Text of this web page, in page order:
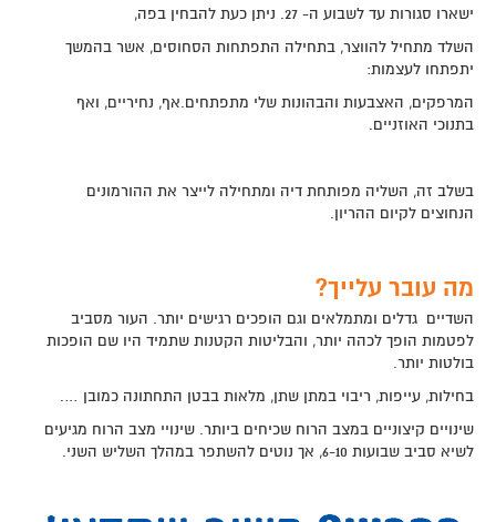
ישארו סגורות עד לשבוע ה- 27. ניתן כעת להבחין בפה,
השלד מתחיל להווצר, בתחילה התפתחות הסחוסים, אשר בהמשך
יתפתחו לעצמות:
המרפקים, האצבעות והבהונות שלי מתפתחים.אף, נחיריים, ואף
בתנוכי האוזניים.
בשלב זה, השליה מפותחת דיה ומתחילה לייצר את ההורמונים
הנחוצים לקיום ההריון.
מה עובר עלייך?
השדיים גדלים ומתמלאים וגם הופכים רגישים יותר. העור מסביב
לפטמות הופך לכהה יותר, והבליטות הקטנות שתמיד היו שם הופכות
בולטות יותר.
בחילות, עייפות, ריבוי במתן שתן, מלאות בבטן התחתונה כמובן ….
שינויים קיצוניים במצב הרוח שכיחים ביותר. שינויי מצב הרוח מגיעים
לשיא סביב שבועות 6-10, אך נוטים להשתפר במהלך השליש השני.